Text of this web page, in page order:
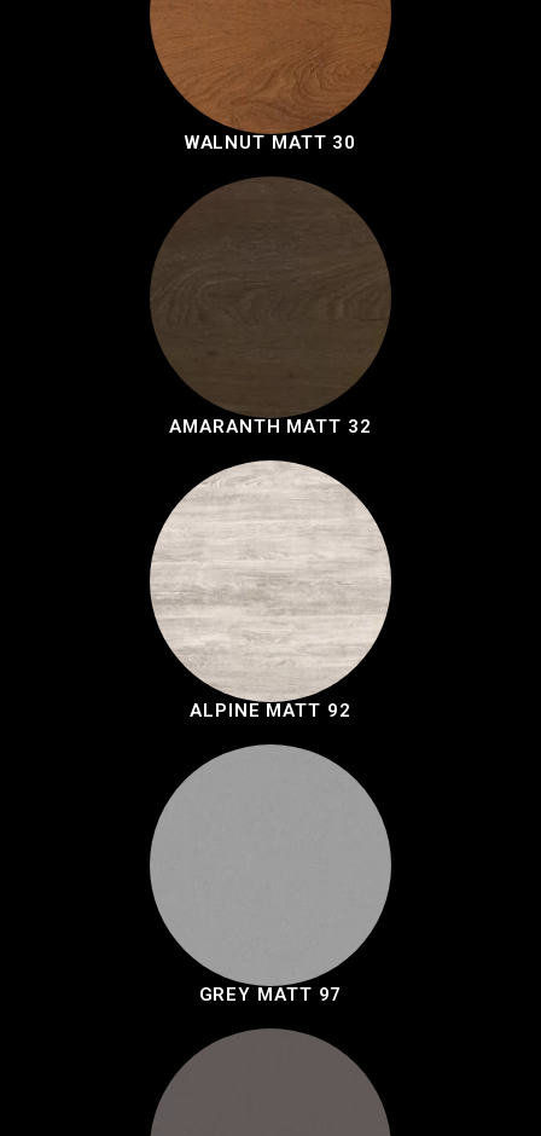
WALNUT MATT 30
AMARANTH MATT 32
ALPINE MATT 92
GREY MATT 97